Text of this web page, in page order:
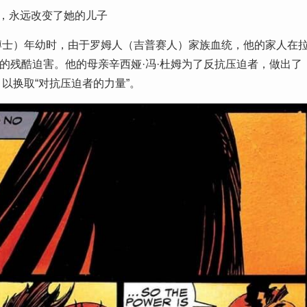
永远改变了她的儿子
）年幼时，由于罗姆人（吉普赛人）家族血统，他的家人在
残酷迫害。他的母亲辛西娅·冯·杜姆为了反抗压迫者，做出了
取“对抗压迫者的力量”。